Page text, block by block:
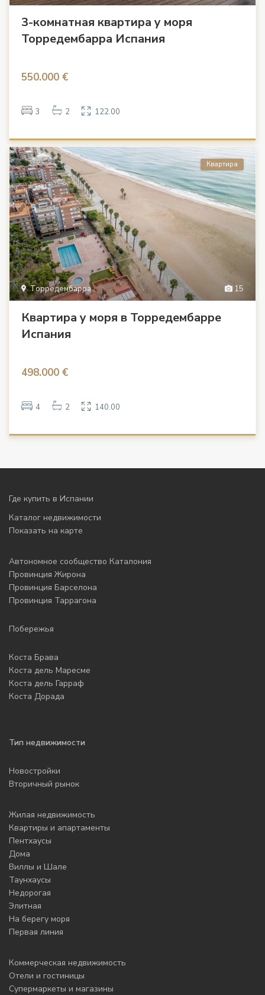
3-комнатная квартира у моря
Торредембарра Испания
550.000 €
3 2 122.00
15
Торредембарра
Квартира
Квартира у моря в Торредембарре
Испания
498.000 €
4 2 140.00
Где купить в Испании
Каталог недвижимости
Показать на карте
Автономное сообщество Каталония
Провинция Жирона
Провинция Барселона
Провинция Таррагона
Побережья
Коста Брава
Коста дель Маресме
Коста дель Гарраф
Коста Дорада
Тип недвижимости
Новостройки
Вторичный рынок
Жилая недвижимость
Квартиры и апартаменты
Пентхаусы
Дома
Виллы и Шале
Таунхаусы
Недорогая
Элитная
На берегу моря
Первая линия
Коммерческая недвижимость
Отели и гостиницы
Супермаркеты и магазины